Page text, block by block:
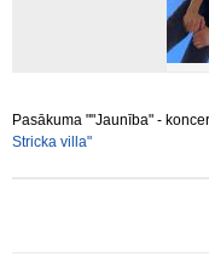
Pasākuma ""Jaunība" -
Stricka villa"